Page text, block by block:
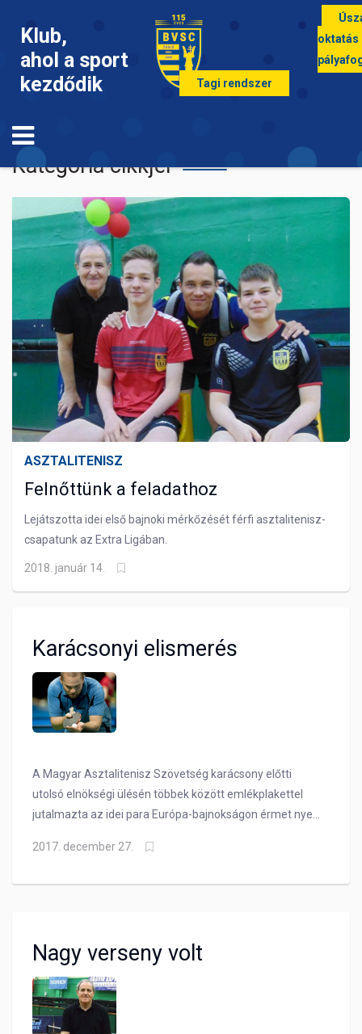
Klub,
ahol a sport
kezdődik
Tagi rendszer
oktatás
Asztalitenisz
Kategória cikkjei
ASZTALITENISZ
Felnőttünk a feladathoz
Lejátszotta idei első bajnoki mérkőzését férfi asztalitenisz-
csapatunk az Extra Ligában.
2018. január 14.
Karácsonyi elismerés
A Magyar Asztalitenisz Szövetség karácsony előtti
utolsó elnökségi ülésén többek között emlékplakettel
jutalmazta az idei para Európa-bajnokságon érmet nyert
2017. december 27.
Nagy verseny volt